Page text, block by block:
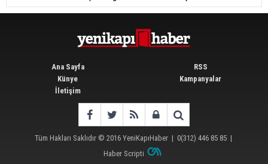
Ana Sayfa
Künye
İletişim
RSS
Kampanyalar
Tüm Hakları Saklıdır © 2016 YeniKapıHaber| 0(312) 446 85 85|
Haber Scripti